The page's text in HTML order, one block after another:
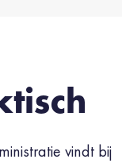
vindt bij